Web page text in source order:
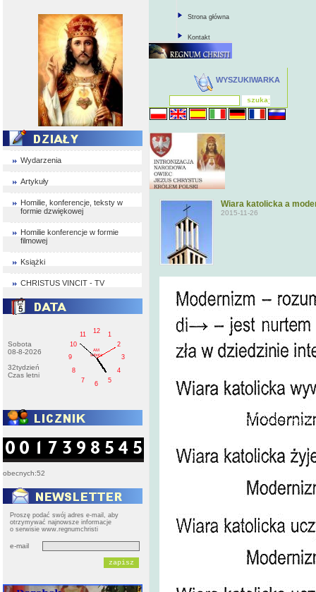
Wydarzenia
Artykuły
Homilie, konferencje, teksty w
formie dzwiękowej
Homilie konferencje w formie
filmowej
Książki
CHRISTUS VINCIT - TV
Sobota
08-8-2026
32tydzień
Czas letni
1
2
3
4
5
6
7
8
9
10
11
12
AM
sobota
obecnych:52
Proszę podać swój adres e-mail, aby
otrzymywać najnowsze informacje
o serwisie www.regnumchristi
e-mail
Strona główna
Kontakt
WYSZUKIWARKA
Wiara katolicka a
2015-11-26